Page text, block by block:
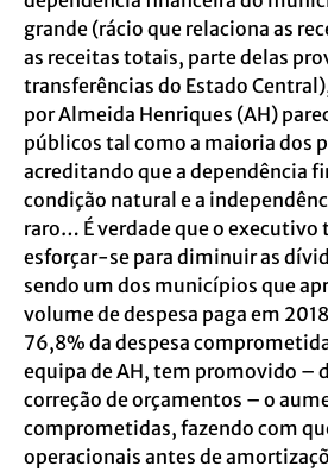
grande (rácio que relaciona as
as receitas totais, parte delas
transferências do Estado
por Almeida Henriques (AH)
públicos tal como a maioria dos
acreditando que a dependência
condição natural e a
raro… É verdade que o executivo
esforçar-se para diminuir as
sendo um dos municípios que
volume de despesa paga em
76,8% da despesa
equipa de AH, tem promovido –
correção de orçamentos – o
comprometidas, fazendo com
operacionais antes de